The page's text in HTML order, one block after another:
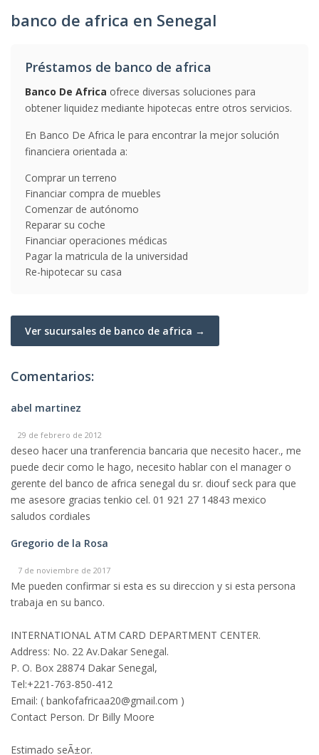
banco de africa en Senegal
Préstamos de banco de africa
Banco De Africa ofrece diversas soluciones para
obtener liquidez mediante hipotecas entre otros servicios.
En Banco De Africa le para encontrar la mejor solución
financiera orientada a:
Comprar un terreno
Financiar compra de muebles
Comenzar de autónomo
Reparar su coche
Financiar operaciones médicas
Pagar la matricula de la universidad
Re-hipotecar su casa
Ver sucursales de banco de africa →
Comentarios:
abel martinez
29 de febrero de 2012
deseo hacer una tranferencia bancaria que necesito hacer., me
puede decir como le hago, necesito hablar con el manager o
gerente del banco de africa senegal du sr. diouf seck para que
me asesore gracias tenkio cel. 01 921 27 14843 mexico
saludos cordiales
Gregorio de la Rosa
7 de noviembre de 2017
Me pueden confirmar si esta es su direccion y si esta persona
trabaja en su banco.
INTERNATIONAL ATM CARD DEPARTMENT CENTER.
Address: No. 22 Av.Dakar Senegal.
P. O. Box 28874 Dakar Senegal,
Tel:+221-763-850-412
Email: ( bankofafricaa20@gmail.com )
Contact Person. Dr Billy Moore
Estimado seÃ±or.